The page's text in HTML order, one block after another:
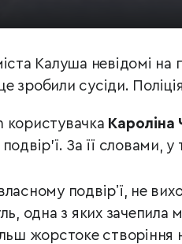
Калуша невідомі на
зробили сусіди.
Кароліна
За її словами,
подвірʼї, не
одна з яких
жорстоке створіння